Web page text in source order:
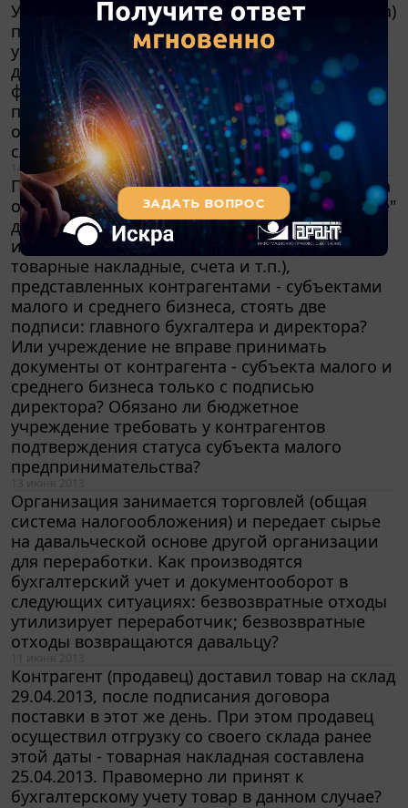
Учетной политикой организации (поставщика)
предусмотрено применение
унифицированных форм первичных учетных
документов. Каковы особенности заполнения
формы ТОРГ-12, ТТН и счетов-фактур? Каков
порядок отражения в бухгалтерском учете
операций по договору поставки в данном
случае?
14 июня 2013
После вступления в силу Федерального закона
от 06.12.2011 N 402-ФЗ "О бухгалтерском учете"
должны ли в счетах-фактурах, первичных и
иных документах (акты выполненных работ,
товарные накладные, счета и т.п.),
представленных контрагентами - субъектами
малого и среднего бизнеса, стоять две
подписи: главного бухгалтера и директора?
Или учреждение не вправе принимать
документы от контрагента - субъекта малого и
среднего бизнеса только с подписью
директора? Обязано ли бюджетное
учреждение требовать у контрагентов
подтверждения статуса субъекта малого
предпринимательства?
Организация занимается торговлей (общая
система налогообложения) и передает сырье
на давальческой основе другой организации
для переработки. Как производятся
бухгалтерский учет и документооборот в
следующих ситуациях: безвозвратные отходы
утилизирует переработчик; безвозвратные
отходы возвращаются давальцу?
Контрагент (продавец) доставил товар на склад
29.04.2013, после подписания договора
поставки в этот же день. При этом продавец
осуществил отгрузку со своего склада ранее
этой даты - товарная накладная составлена
25.04.2013. Правомерно ли принят к
бухгалтерскому учету товар в данном случае?